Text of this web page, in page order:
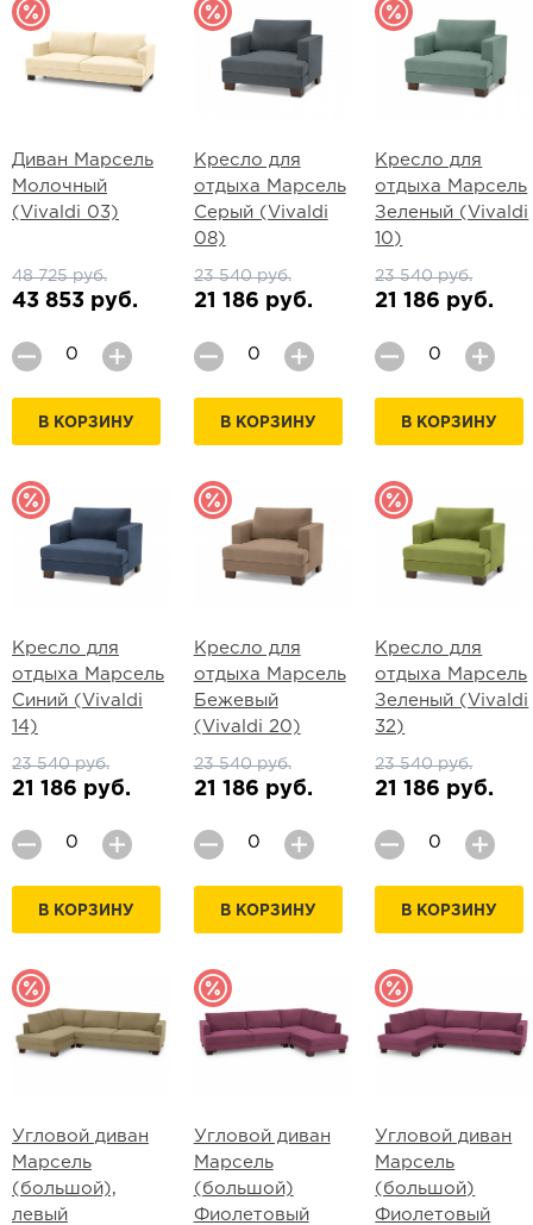
Диван Марсель
Молочный
(Vivaldi 03)
48 725 руб.
43 853 руб.
В КОРЗИНУ
Кресло для
отдыха Марсель
Серый (Vivaldi
08)
23 540 руб.
21 186 руб.
В КОРЗИНУ
Кресло для
отдыха Марсель
Зеленый (Vivaldi
10)
23 540 руб.
21 186 руб.
В КОРЗИНУ
Кресло для
отдыха Марсель
Синий (Vivaldi
14)
23 540 руб.
21 186 руб.
В КОРЗИНУ
Кресло для
отдыха Марсель
Бежевый
(Vivaldi 20)
23 540 руб.
21 186 руб.
В КОРЗИНУ
Кресло для
отдыха Марсель
Зеленый (Vivaldi
32)
23 540 руб.
21 186 руб.
В КОРЗИНУ
Угловой диван
Марсель
(большой),
левый
Угловой диван
Марсель
(большой)
Фиолетовый
Угловой диван
Марсель
(большой)
Фиолетовый